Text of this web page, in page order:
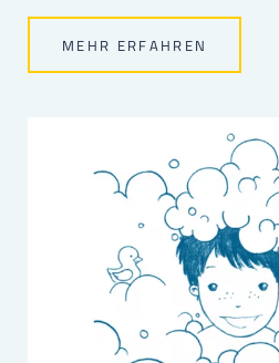
MEHR ERFAHREN